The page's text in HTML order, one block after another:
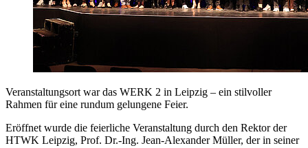
Veranstaltungsort war das WERK 2 in Leipzig – ein stilvoller
Rahmen für eine rundum gelungene Feier.
Eröffnet wurde die feierliche Veranstaltung durch den Rektor der
HTWK Leipzig, Prof. Dr.-Ing. Jean-Alexander Müller, der in seiner